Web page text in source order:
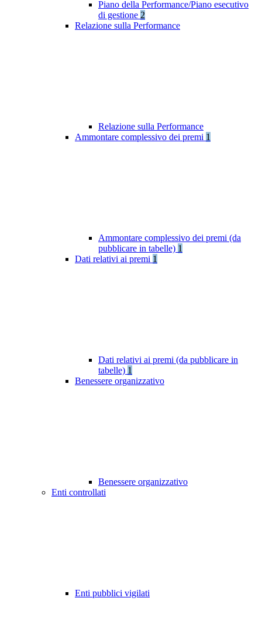
Piano della Performance/Piano esecutivo
di gestione 2
Relazione sulla Performance
Relazione sulla Performance
Ammontare complessivo dei premi 1
Ammontare complessivo dei premi (da
pubblicare in tabelle) 1
Dati relativi ai premi 1
Dati relativi ai premi (da pubblicare in
tabelle) 1
Benessere organizzativo
Benessere organizzativo
Enti controllati
Enti pubblici vigilati